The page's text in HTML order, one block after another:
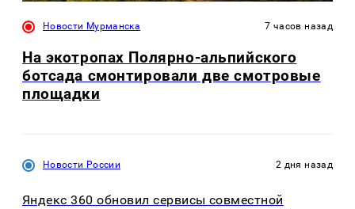
Новости Мурманска 7 часов назад
На экотропах Полярно-альпийского
ботсада смонтировали две смотровые
площадки
Новости России 2 дня назад
Яндекс 360 обновил сервисы совместной